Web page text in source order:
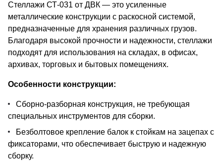
Стеллажи СТ-031 от ДВК — это усиленные
металлические конструкции с раскосной системой,
предназначенные для хранения различных грузов.
Благодаря высокой прочности и надежности, стеллажи
подходят для использования на складах, в офисах,
архивах, торговых и бытовых помещениях.
Особенности конструкции:
Сборно-разборная конструкция, не требующая
специальных инструментов для сборки.
Безболтовое крепление балок к стойкам на зацепах с
фиксаторами, что обеспечивает быструю и надежную
сборку.